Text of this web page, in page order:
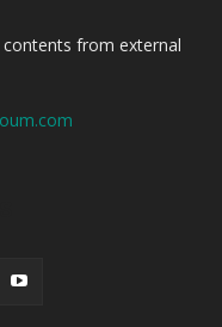
from external